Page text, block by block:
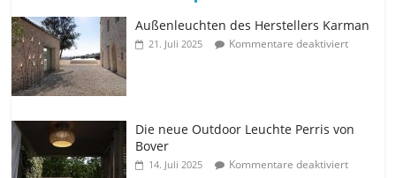
Außenleuchten des Herstellers Karman
21. Juli 2025 Kommentare deaktiviert
Die neue Outdoor Leuchte Perris von
Bover
14. Juli 2025 Kommentare deaktiviert